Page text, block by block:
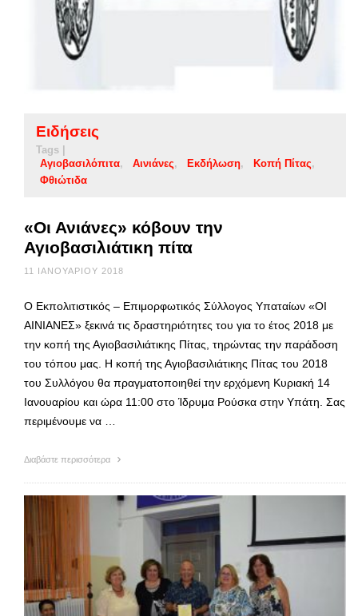
Ειδήσεις
Tags |
Αγιοβασιλόπιτα
Αινιάνες Εκδήλωση
Κοπή Πίτας
Φθιώτιδα
«Οι Ανιάνες» κόβουν την
Αγιοβασιλιάτικη πίτα
11 ΙΑΝΟΥΑΡΊΟΥ 2018
Ο Εκπολιτιστικός – Επιμορφωτικός Σύλλογος Υπαταίων «ΟΙ
ΑΙΝΙΑΝΕΣ» ξεκινά τις δραστηριότητες του για το έτος 2018 με
την κοπή της Αγιοβασιλιάτικης Πίτας, τηρώντας την παράδοση
του τόπου μας. Η κοπή της Αγιοβασιλιάτικης Πίτας του 2018
του Συλλόγου θα πραγματοποιηθεί την ερχόμενη Κυριακή 14
Ιανουαρίου και ώρα 11:00 στο Ίδρυμα Ρούσκα στην Υπάτη. Σας
περιμένουμε να …
Διαβάστε περισσότερα